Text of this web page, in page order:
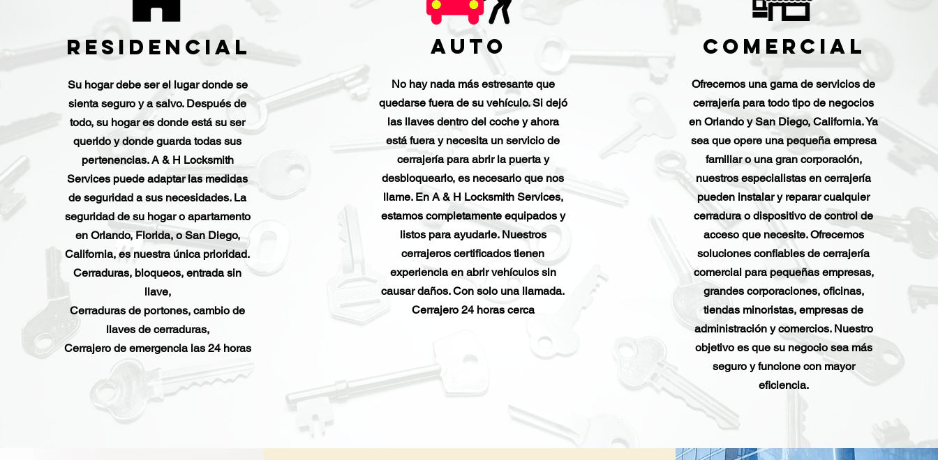
Residencial
Su hogar debe ser el lugar donde se
sienta seguro y a salvo. Después de
todo, su hogar es donde está su ser
querido y donde guarda todas sus
pertenencias. A & H Locksmith
Services puede adaptar las medidas
de seguridad a sus necesidades. La
seguridad de su hogar o apartamento
en Orlando, Florida, o San Diego,
California, es nuestra única prioridad.
Cerraduras, bloqueos, entrada sin
llave,
Cerraduras de portones, cambio de
llaves de cerraduras,
Cerrajero de emergencia las 24 horas
Auto
No hay nada más estresante que
quedarse fuera de su vehículo. Si dejó
las llaves dentro del coche y ahora
está fuera y necesita un servicio de
cerrajería para abrir la puerta y
desbloquearlo, es necesario que nos
llame. En A & H Locksmith Services,
estamos completamente equipados y
listos para ayudarle. Nuestros
cerrajeros certificados tienen
experiencia en abrir vehículos sin
causar daños. Con solo una llamada.
Cerrajero 24 horas cerca
Comercial
Ofrecemos una gama de servicios de
cerrajería para todo tipo de negocios
en Orlando y San Diego, California. Ya
sea que opere una pequeña empresa
familiar o una gran corporación,
nuestros especialistas en cerrajería
pueden instalar y reparar cualquier
cerradura o dispositivo de control de
acceso que necesite. Ofrecemos
soluciones confiables de cerrajería
comercial para pequeñas empresas,
grandes corporaciones, oficinas,
tiendas minoristas, empresas de
administración y comercios. Nuestro
objetivo es que su negocio sea más
seguro y funcione con mayor
eficiencia.